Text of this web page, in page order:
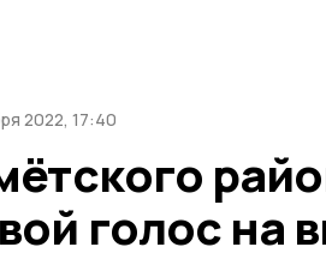
2022, 17:40
голос на